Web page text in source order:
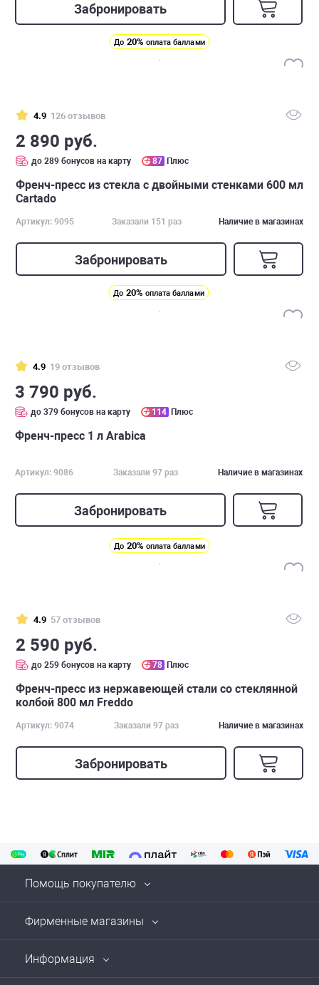
Забронировать
До 20% оплата баллами
4.9 126 отзывов
2 890 руб.
до 289 бонусов на карту 87 Плюс
Френч-пресс из стекла с двойными стенками 600 мл
Cartado
Артикул: 9095 Заказали 151 раз Наличие в магазинах
Забронировать
До 20% оплата баллами
4.9 19 отзывов
3 790 руб.
до 379 бонусов на карту 114 Плюс
Френч-пресс 1 л Arabica
Артикул: 9086 Заказали 97 раз Наличие в магазинах
Забронировать
До 20% оплата баллами
4.9 57 отзывов
2 590 руб.
до 259 бонусов на карту 78 Плюс
Френч-пресс из нержавеющей стали со стеклянной
колбой 800 мл Freddo
Артикул: 9074 Заказали 97 раз Наличие в магазинах
Забронировать
Помощь покупателю
Фирменные магазины
Информация